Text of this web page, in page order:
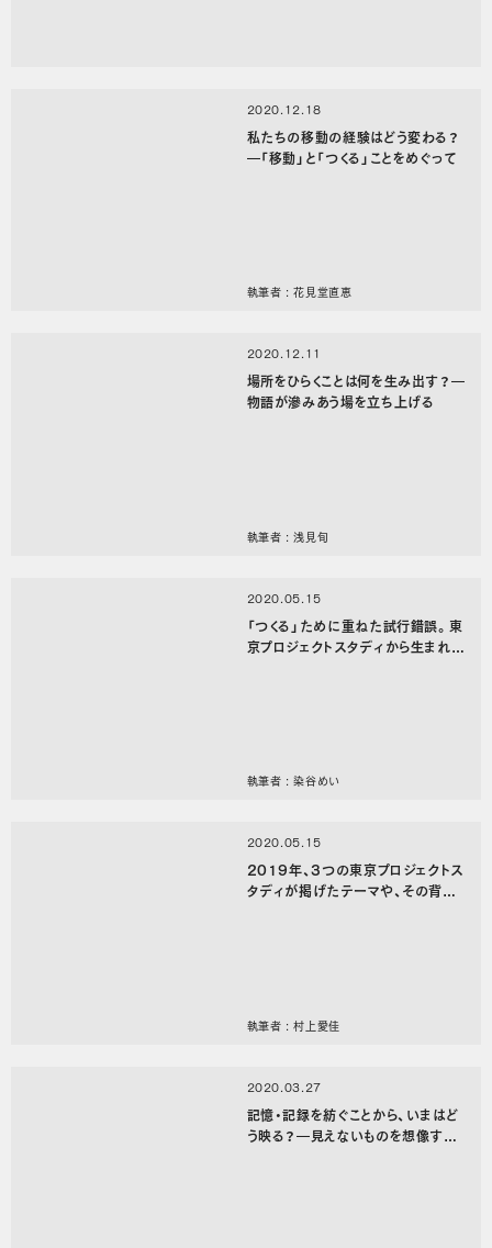
2020.12.18
私たちの移動の経験はどう変わる？
―「移動」と「つくる」ことをめぐって
執筆者 : 花見堂直恵
2020.12.11
場所をひらくことは何を生み出す？―
物語が滲みあう場を立ち上げる
執筆者 : 浅見旬
2020.05.15
「つくる」ために重ねた試行錯誤。東
京プロジェクトスタディから生まれた
執筆者 : 染谷めい
2020.05.15
2019年、3つの東京プロジェクトス
タディが掲げたテーマや、その背景
執筆者 : 村上愛佳
2020.03.27
記憶・記録を紡ぐことから、いまはど
う映る？―見えないものを想像する